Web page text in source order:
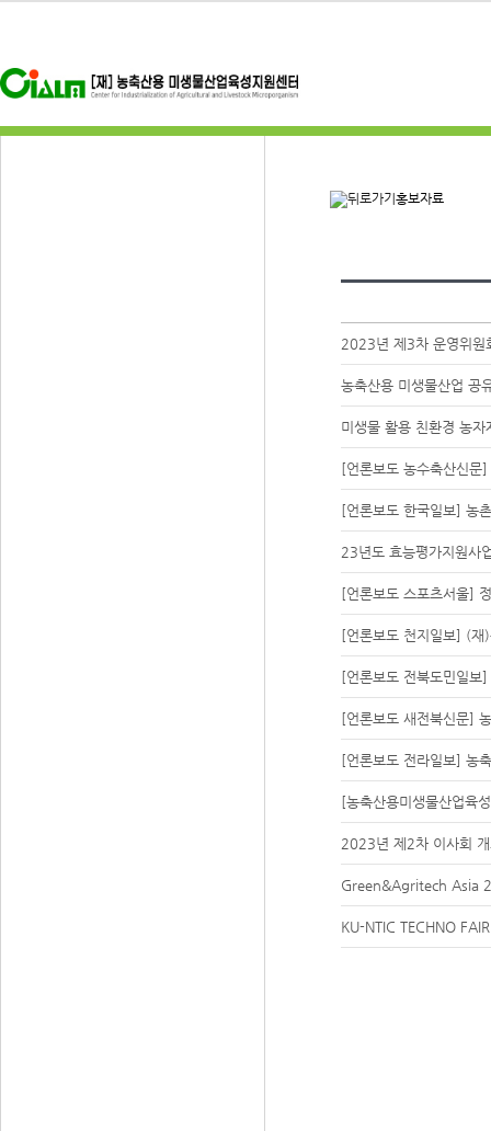
홍보자료
2023년 제3차 운영위원
농축산용 미생물산업 공
미생물 활용 친환경 농
[언론보도 농수축산신문
[언론보도 한국일보] 농
23년도 효능평가지원사
[언론보도 스포츠서울]
[언론보도 천지일보] (재
[언론보도 전북도민일보
[언론보도 새전북신문]
[언론보도 전라일보] 농
[농축산용미생물산업육
2023년 제2차 이사회
Green&Agritech Asia
KU-NTIC TECHNO